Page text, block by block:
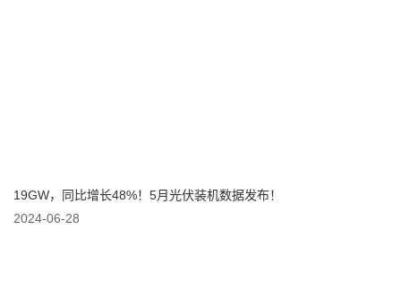
19GW，同比增长48%！5月光伏装机数据发布！
2024-06-28